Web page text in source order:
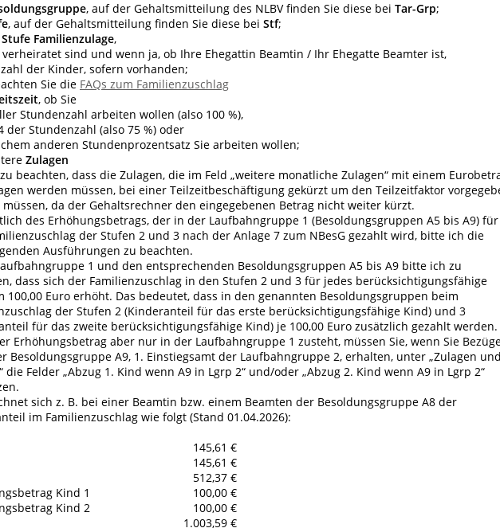
, auf der Gehaltsmitteilung des NLBV finden Sie diese bei Tar-Grp;
, auf der Gehaltsmitteilung finden Sie diese bei Stf;
Stufe Familienzulage,
verheiratet sind und wenn ja, ob Ihre Ehegattin Beamtin / Ihr Ehegatte Beamter ist,
der Kinder, sofern vorhanden;
Sie die FAQs zum Familienzuschlag
, ob Sie
Stundenzahl arbeiten wollen (also 100 %),
der Stundenzahl (also 75 %) oder
anderen Stundenprozentsatz Sie arbeiten wollen;
Zulagen
beachten, dass die Zulagen, die im Feld „weitere monatliche Zulagen“ mit einem
werden müssen, bei einer Teilzeitbeschäftigung gekürzt um den Teilzeitfaktor
da der Gehaltsrechner den eingegebenen Betrag nicht weiter kürzt.
des Erhöhungsbetrags, der in der Laufbahngruppe 1 (Besoldungsgruppen A5 bis A9) für
der Stufen 2 und 3 nach der Anlage 7 zum NBesG gezahlt wird, bitte ich die
Ausführungen zu beachten.
1 und den entsprechenden Besoldungsgruppen A5 bis A9 bitte ich zu
dass sich der Familienzuschlag in den Stufen 2 und 3 für jedes berücksichtigungsfähige
100,00 Euro erhöht. Das bedeutet, dass in den genannten Besoldungsgruppen beim
der Stufen 2 (Kinderanteil für das erste berücksichtigungsfähige Kind) und 3
für das zweite berücksichtigungsfähige Kind) je 100,00 Euro zusätzlich gezahlt werden.
Erhöhungsbetrag aber nur in der Laufbahngruppe 1 zusteht, müssen Sie, wenn Sie
Besoldungsgruppe A9, 1. Einstiegsamt der Laufbahngruppe 2, erhalten, unter „Zulagen und
die Felder „Abzug 1. Kind wenn A9 in Lgrp 2“ und/oder „Abzug 2. Kind wenn A9 in Lgrp 2“
sich z. B. bei einer Beamtin bzw. einem Beamten der Besoldungsgruppe A8 der
im Familienzuschlag wie folgt (Stand 01.04.2026):
145,61 €
145,61 €
512,37 €
Kind 1
100,00 €
Kind 2
100,00 €
1.003,59 €